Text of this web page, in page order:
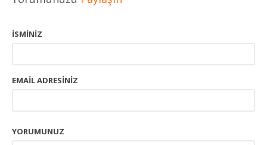
ISMINIZ
EMAIL ADRESINIZ
YORUMUNUZ